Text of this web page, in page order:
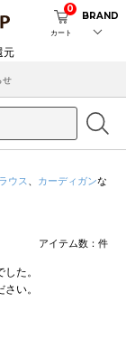
カート
0
BRAND
せ
ウス カーディガンな
アイテム数： 件
た。
い。